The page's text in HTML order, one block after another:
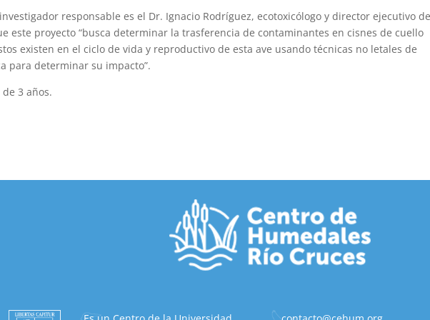
responsable es el Dr. Ignacio Rodríguez, ecotoxicólogo y director ejecutivo
este proyecto “busca determinar la trasferencia de contaminantes en cisnes de cuello
existen en el ciclo de vida y reproductivo de esta ave usando técnicas no letales de
para determinar su impacto”.
3 años.